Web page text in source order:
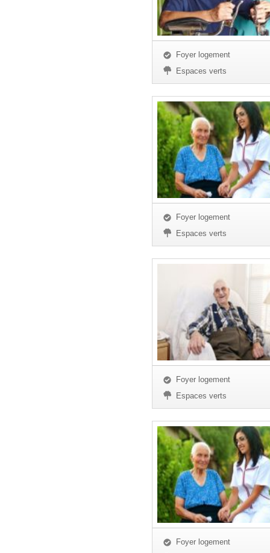
Foyer logement
Espaces verts
Foyer logement
Espaces verts
Foyer logement
Espaces verts
Foyer logement